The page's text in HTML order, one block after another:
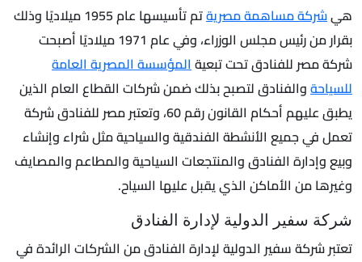
هيشركة مساهمة مصرية
تم تأسيسها عام 1955 ميلاديًا وذلك
بقرار من رئيس مجلس الوزراء، وفي عام 1971 ميلاديًا أصبحت
شركة مصر للفنادق تحت تبعيةالمؤسسة المصرية العامة
للسياحةوالفنادق لتصبح بذلك ضمن شركات القطاع العام الذين
يطبق عليهم أحكام القانون رقم 60، وتعتبر مصر للفنادق شركة
تعمل في جميع الأنشطة الفندقية والسياحية مثل شراء وإنشاء
وبيع وإدارة الفنادق والمنتجعات السياحية والمطاعم والمصايف
وغيرها من الأماكن الذي يقبل عليها السياح.
شركة سفير الدولية لإدارة الفنادق
تعتبر شركة سفير الدولية لإدارة الفنادق من الشركات الرائدة في